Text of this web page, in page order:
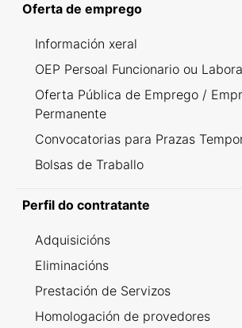
Oferta de emprego
Información xeral
OEP Persoal Funcionario ou
Oferta Pública de Emprego /
Permanente
Convocatorias para Prazas
Bolsas de Traballo
Perfil do contratante
Adquisicións
Eliminacións
Prestación de Servizos
Homologación de provedores